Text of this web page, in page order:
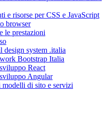
e risorse per CSS e JavaScript
browser
le prestazioni
design system .italia
Bootstrap Italia
React
Angular
di sito e servizi